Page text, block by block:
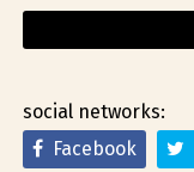
social networks:
Facebook